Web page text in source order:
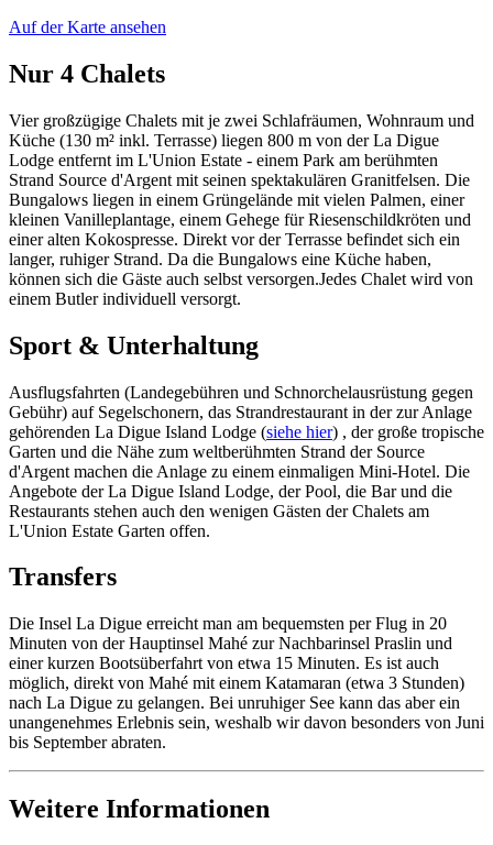
Auf der Karte ansehen
Nur 4 Chalets
Vier großzügige Chalets mit je zwei Schlafräumen, Wohnraum und
Küche (130 m² inkl. Terrasse) liegen 800 m von der La Digue
Lodge entfernt im L'Union Estate - einem Park am berühmten
Strand Source d'Argent mit seinen spektakulären Granitfelsen. Die
Bungalows liegen in einem Grüngelände mit vielen Palmen, einer
kleinen Vanilleplantage, einem Gehege für Riesenschildkröten und
einer alten Kokospresse. Direkt vor der Terrasse befindet sich ein
langer, ruhiger Strand. Da die Bungalows eine Küche haben,
können sich die Gäste auch selbst versorgen.Jedes Chalet wird von
einem Butler individuell versorgt.
Sport & Unterhaltung
Ausflugsfahrten (Landegebühren und Schnorchelausrüstung gegen
Gebühr) auf Segelschonern, das Strandrestaurant in der zur Anlage
gehörenden La Digue Island Lodge (siehe hier) , der große tropische
Garten und die Nähe zum weltberühmten Strand der Source
d'Argent machen die Anlage zu einem einmaligen Mini-Hotel. Die
Angebote der La Digue Island Lodge, der Pool, die Bar und die
Restaurants stehen auch den wenigen Gästen der Chalets am
L'Union Estate Garten offen.
Transfers
Die Insel La Digue erreicht man am bequemsten per Flug in 20
Minuten von der Hauptinsel Mahé zur Nachbarinsel Praslin und
einer kurzen Bootsüberfahrt von etwa 15 Minuten. Es ist auch
möglich, direkt von Mahé mit einem Katamaran (etwa 3 Stunden)
nach La Digue zu gelangen. Bei unruhiger See kann das aber ein
unangenehmes Erlebnis sein, weshalb wir davon besonders von Juni
bis September abraten.
Weitere Informationen